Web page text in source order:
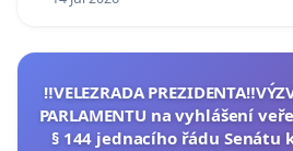
‼️VELEZRADA
PARLAMENTU na vyhlášení
§ 144 jednacího řádu